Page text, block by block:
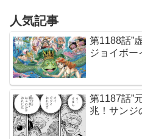
人気記事
第1188話”
ジョイボー
第1187話”
兆！サンジ